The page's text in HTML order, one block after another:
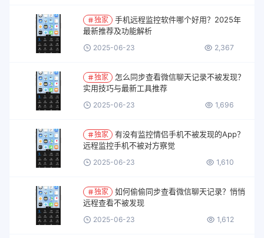
独家
最新推荐及功能解析
2025-06-23 2,367
独家
实用技巧与最新工具推荐
2025-06-23 1,696
独家
远程监控手机不被对方察觉
2025-06-23 1,610
独家
远程查看不被发现
2025-06-23 1,612